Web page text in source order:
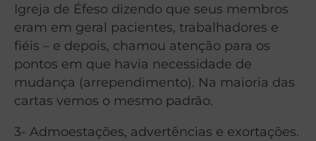
Igreja de Éfeso dizendo que seus membros
eram em geral pacientes, trabalhadores e
fiéis – e depois, chamou atenção para os
pontos em que havia necessidade de
mudança (arrependimento). Na maioria das
cartas vemos o mesmo padrão.
3- Admoestações, advertências e exortações.